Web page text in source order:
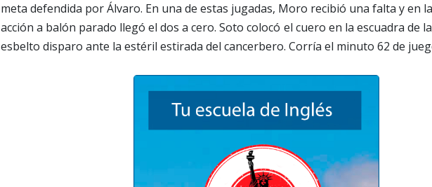
meta defendida por Álvaro. En una de estas jugadas, Moro recibió una falta y en
acción a balón parado llegó el dos a cero. Soto colocó el cuero en la escuadra de
esbelto disparo ante la estéril estirada del cancerbero. Corría el minuto 62 de